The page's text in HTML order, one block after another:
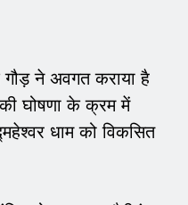
गौड़ ने अवगत कराया है
घोषणा के क्रम में
धाम को विकसित